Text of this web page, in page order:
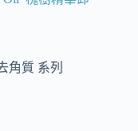
角質 系列